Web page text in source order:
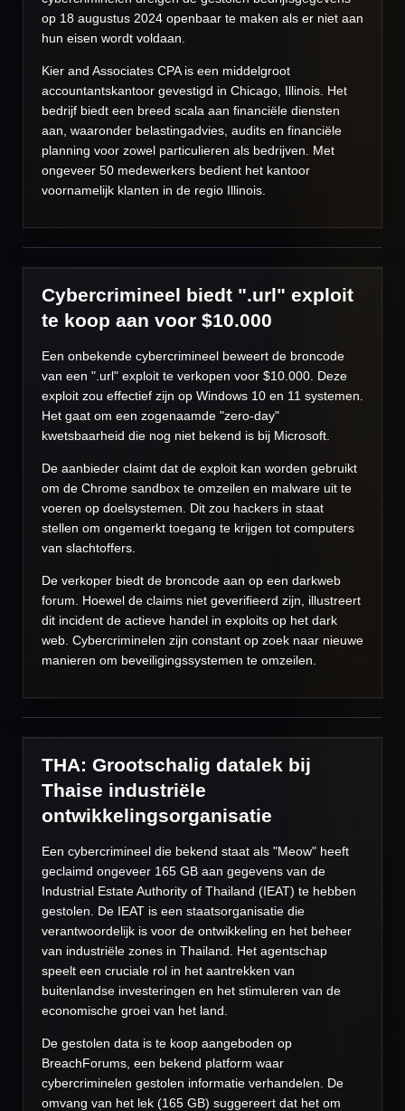
op 18 augustus 2024 openbaar te maken als er niet aan
hun eisen wordt voldaan.
Kier and Associates CPA is een middelgroot
accountantskantoor gevestigd in Chicago, Illinois. Het
bedrijf biedt een breed scala aan financiële diensten
aan, waaronder belastingadvies, audits en financiële
planning voor zowel particulieren als bedrijven. Met
ongeveer 50 medewerkers bedient het kantoor
voornamelijk klanten in de regio Illinois.
Cybercrimineel biedt ".url" exploit
te koop aan voor $10.000
Een onbekende cybercrimineel beweert de broncode
van een ".url" exploit te verkopen voor $10.000. Deze
exploit zou effectief zijn op Windows 10 en 11 systemen.
Het gaat om een zogenaamde "zero-day"
kwetsbaarheid die nog niet bekend is bij Microsoft.
De aanbieder claimt dat de exploit kan worden gebruikt
om de Chrome sandbox te omzeilen en malware uit te
voeren op doelsystemen. Dit zou hackers in staat
stellen om ongemerkt toegang te krijgen tot computers
van slachtoffers.
De verkoper biedt de broncode aan op een darkweb
forum. Hoewel de claims niet geverifieerd zijn, illustreert
dit incident de actieve handel in exploits op het dark
web. Cybercriminelen zijn constant op zoek naar nieuwe
manieren om beveiligingssystemen te omzeilen.
THA: Grootschalig datalek bij
Thaise industriële
ontwikkelingsorganisatie
Een cybercrimineel die bekend staat als "Meow" heeft
geclaimd ongeveer 165 GB aan gegevens van de
Industrial Estate Authority of Thailand (IEAT) te hebben
gestolen. De IEAT is een staatsorganisatie die
verantwoordelijk is voor de ontwikkeling en het beheer
van industriële zones in Thailand. Het agentschap
speelt een cruciale rol in het aantrekken van
buitenlandse investeringen en het stimuleren van de
economische groei van het land.
De gestolen data is te koop aangeboden op
BreachForums, een bekend platform waar
cybercriminelen gestolen informatie verhandelen. De
omvang van het lek (165 GB) suggereert dat het om